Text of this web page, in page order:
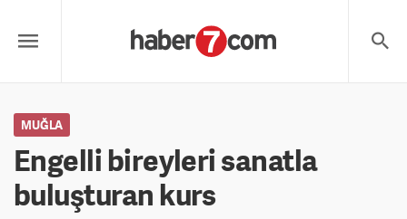
MUĞLA
Engelli bireyleri sanatla
buluşturan kurs